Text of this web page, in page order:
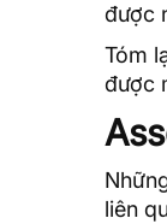
được
Tóm
được
liên